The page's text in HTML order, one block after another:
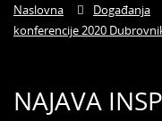
Naslovna Događanja
konferencije 2020
NAJAVA